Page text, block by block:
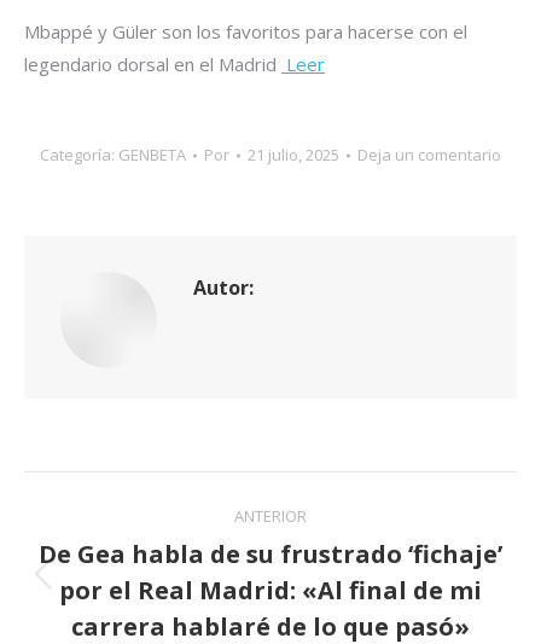
Mbappé y Güler son los favoritos para hacerse con el
legendario dorsal en el Madrid Leer
Categoría: GENBETA Por 21 julio, 2025 Deja un comentario
Autor:
Navegación
entre
publicaciones
ANTERIOR
Publicación
anterior:
De Gea habla de su frustrado ‘fichaje’
por el Real Madrid: «Al final de mi
carrera hablaré de lo que pasó»